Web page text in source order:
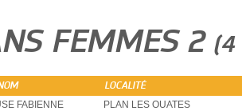
FEMMES 2 (4
LOCALITÉ
FABIENNE PLAN LES OUATES